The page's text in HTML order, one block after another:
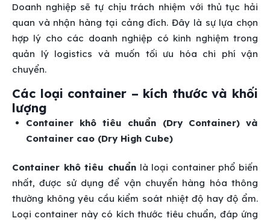
Doanh nghiệp sẽ tự chịu trách nhiệm với thủ tục hải
quan và nhận hàng tại cảng đích. Đây là sự lựa chọn
hợp lý cho các doanh nghiệp có kinh nghiệm trong
quản lý logistics và muốn tối ưu hóa chi phí vận
chuyển.
Các loại container – kích thước và khối
lượng
Container khô tiêu chuẩn (Dry Container) và
Container cao (Dry High Cube)
Container khô tiêu chuẩnlà loại container phổ biến
nhất, được sử dụng để vận chuyển hàng hóa thông
thường không yêu cầu kiểm soát nhiệt độ hay độ ẩm.
Loại container này có kích thước tiêu chuẩn, đáp ứng